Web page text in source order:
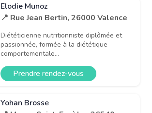
Elodie Munoz
📍 Rue Jean Bertin, 26000 Valence
Diététicienne nutritionniste diplômée et
passionnée, formée à la diététique
comportementale...
Prendre rendez-vous
Yohan Brosse